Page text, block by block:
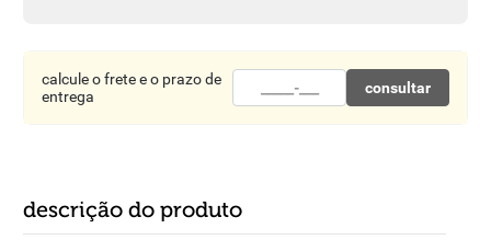
calcule o frete e o prazo de
entrega
consultar
descrição do produto